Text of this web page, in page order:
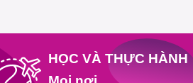
HỌC VÀ THỰC HÀNH